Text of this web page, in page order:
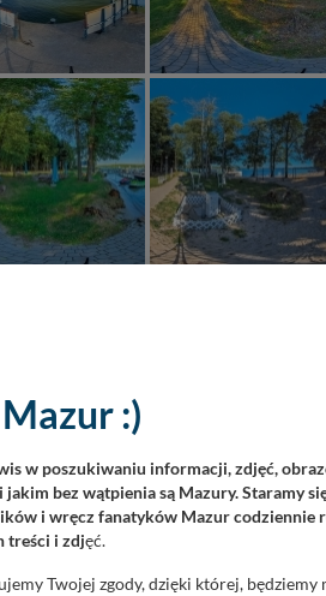
:)
w poszukiwaniu informacji, zdjęć,
bez wątpienia są Mazury. Staramy
i wręcz fanatyków Mazur codziennie
treści i zdjęć.
Twojej zgody, dzięki której, będziemy